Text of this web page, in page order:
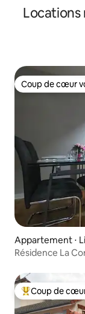
Locations
Coup de cœur
Coup de cœur
Appartement ⋅
Résidence La
Coups de cœur
Coup de